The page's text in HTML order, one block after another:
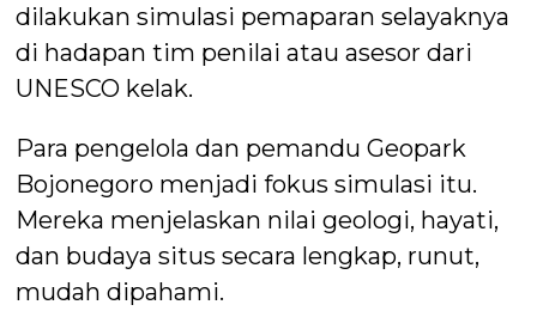
dilakukan simulasi pemaparan selayaknya
di hadapan tim penilai atau asesor dari
UNESCO kelak.
Para pengelola dan pemandu Geopark
Bojonegoro menjadi fokus simulasi itu.
Mereka menjelaskan nilai geologi, hayati,
dan budaya situs secara lengkap, runut,
mudah dipahami.